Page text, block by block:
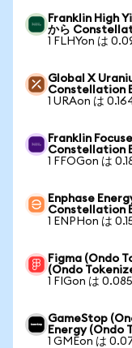
Franklin High
から
1 FLHYon は
Global X
Constellation
1 URAon は
Franklin
Constellation
1 FFOGon は
Enphase
Constellation
1 ENPHon は
Figma (Ondo
(Ondo
1 FIGon は
GameStop
Energy (Ondo
1 GMEon は